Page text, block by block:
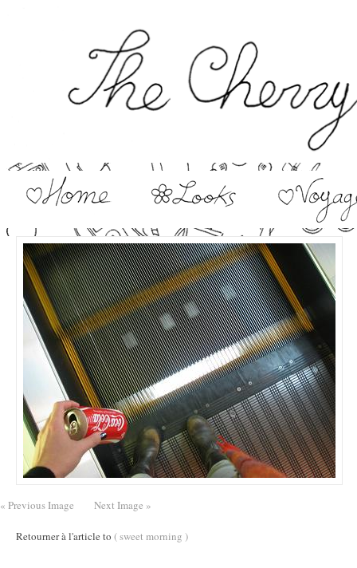
« Previous Image Next Image »
Retourner à l'article to ( sweet morning )